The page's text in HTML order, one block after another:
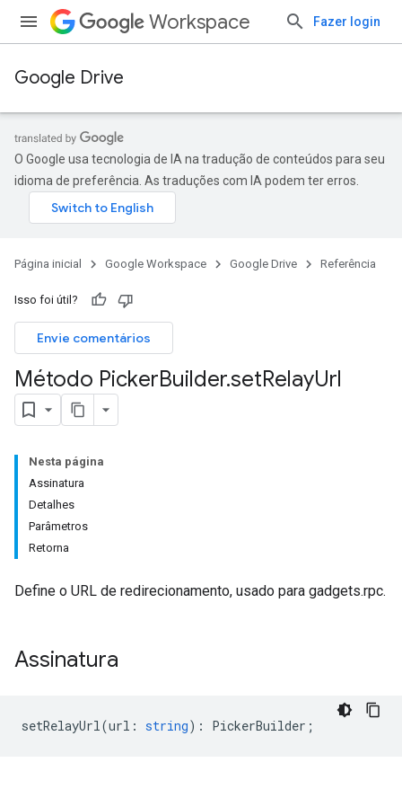
Workspace Fazer login
Google Drive
O Google usa tecnologia de IA na tradução de conteúdos para seu
idioma de preferência. As traduções com IA podem ter erros.
Página inicial Google Workspace Google Drive Referência
Isso foi útil?
Envie comentários
Método PickerBuilder.setRelayUrl
Nesta página
Assinatura
Detalhes
Parâmetros
Retorna
Define o URL de redirecionamento, usado para gadgets.rpc.
Assinatura
setRelayUrl(url : string) : PickerBuilder ;